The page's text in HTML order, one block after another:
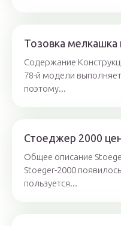
Тозовка мелкашка
Содержание
78-й модели
поэтому...
Стоеджер 2000
Общее описание
Stoeger-2000
пользуется...